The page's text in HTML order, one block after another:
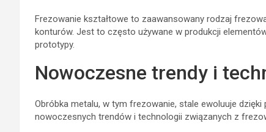
Frezowanie kształtowe to zaawansowany rodzaj
konturów. Jest to często używane w produkcji
prototypy.
Nowoczesne trendy i
Obróbka metalu, w tym frezowanie, stale ewoluuje
nowoczesnych trendów i technologii związanych z